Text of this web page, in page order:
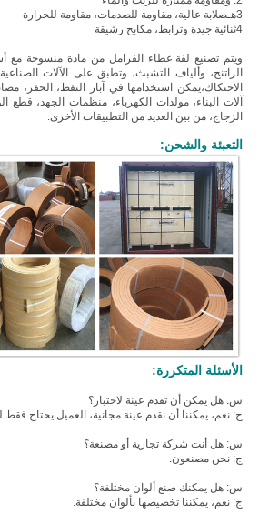
3هـ
صلابة عالية، مقاومة للصدمات، مقاومة للحرارة
4ثنائية جيدة وترابط، مكابح رشيقة
ويتم تصنيع لفة غطاء الفرامل من مادة منسوجة مع
الراتنج، وألياف التشبث، وتطبق على الآلات
الاحتكاك،يمكن استخدامها في آبار النفط، الحفر،
آلات البناء، مولدات الكهرباء، منظمات الجهد، قطع
الزجاج، من بين العديد من التطبيقات الأخرى.
التعبئة والشحن:
الأسئلة المتكررة:
س: هل يمكن أن تقدم عينة لاختبار؟
ج: نعم، يمكننا أن نقدم عينة مجانية، العميل يحتاج
س: هل أنت شركة تجارية أو مصنعة؟
ج: نحن مصنعون.
س: هل يمكنك صنع ألوان مختلفة؟
ج: نعم، يمكننا تخصيصها بألوان مختلفة.